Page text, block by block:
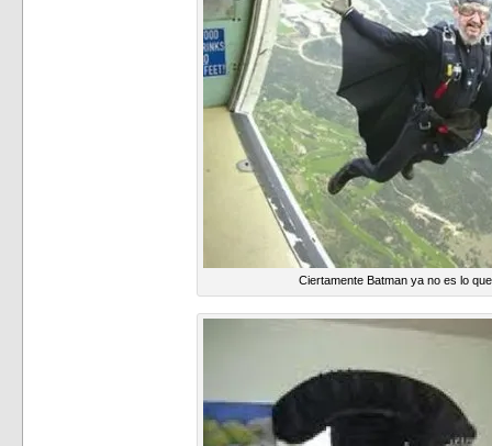
Ciertamente Batman ya no es lo